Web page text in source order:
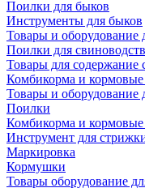
Поилки для быков
Инструменты для быков
Товары и оборудование
Поилки для
Товары для содержание
Комбикорма и кормовые
Товары и оборудование
Поилки
Комбикорма и кормовые
Инструмент для
Маркировка
Кормушки
Товары оборудование